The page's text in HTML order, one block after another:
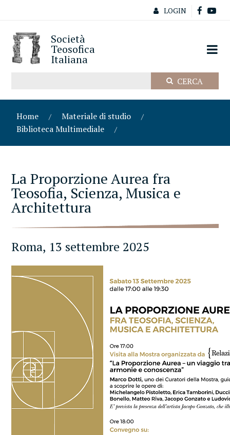
LOGIN
Società
Teosofica
Italiana
Home
Materiale di studio
Biblioteca Multimediale
La Proporzione Aurea fra
Teosofia, Scienza, Musica e
Architettura
Roma, 13 settembre 2025